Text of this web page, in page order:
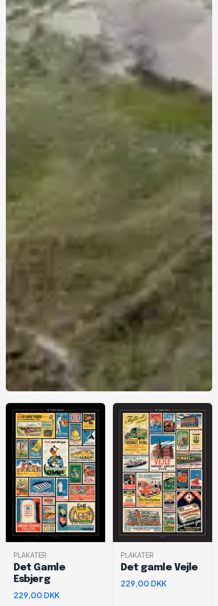
PLAKATER
Det Gamle
Esbjerg
229,00 DKK
PLAKATER
Det gamle Vejle
229,00 DKK